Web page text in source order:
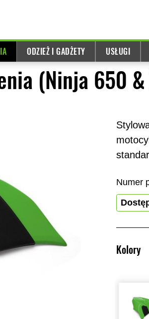
ODZIEŻ I GADŻETY USŁUGI
(Ninja 650
Numer
Kolory